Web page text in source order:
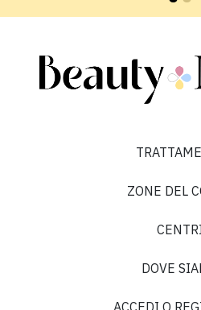
ZONE DEL
DOVE
ACCEDI O